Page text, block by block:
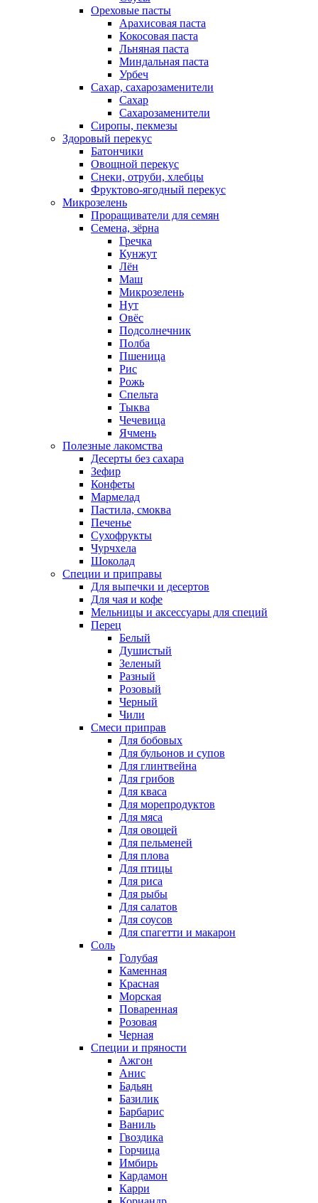
Ореховые пасты
Арахисовая паста
Кокосовая паста
Льняная паста
Миндальная паста
Урбеч
Сахар, сахарозаменители
Сахар
Сахарозаменители
Сиропы, пекмезы
Здоровый перекус
Батончики
Овощной перекус
Снеки, отруби, хлебцы
Фруктово-ягодный перекус
Микрозелень
Проращиватели для семян
Семена, зёрна
Гречка
Кунжут
Лён
Маш
Микрозелень
Нут
Овёс
Подсолнечник
Полба
Пшеница
Рис
Рожь
Спельта
Тыква
Чечевица
Ячмень
Полезные лакомства
Десерты без сахара
Зефир
Конфеты
Мармелад
Пастила, смоква
Печенье
Сухофрукты
Чурчхела
Шоколад
Специи и приправы
Для выпечки и десертов
Для чая и кофе
Мельницы и аксессуары для специй
Перец
Белый
Душистый
Зеленый
Разный
Розовый
Черный
Чили
Смеси приправ
Для бобовых
Для бульонов и супов
Для глинтвейна
Для грибов
Для кваса
Для морепродуктов
Для мяса
Для овощей
Для пельменей
Для плова
Для птицы
Для риса
Для рыбы
Для салатов
Для соусов
Для спагетти и макарон
Соль
Голубая
Каменная
Красная
Морская
Поваренная
Розовая
Черная
Специи и пряности
Ажгон
Анис
Бадьян
Базилик
Барбарис
Ваниль
Гвоздика
Горчица
Имбирь
Кардамон
Карри